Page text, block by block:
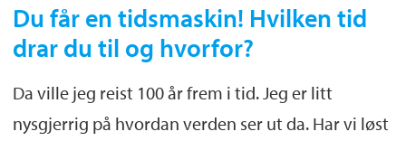
Du får en tidsmaskin! Hvilken tid
drar du til og hvorfor?
Da ville jeg reist 100 år frem i tid. Jeg er litt
nysgjerrig på hvordan verden ser ut da. Har vi løst